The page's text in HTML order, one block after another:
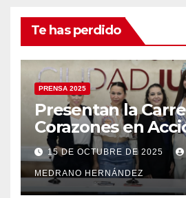
Te has perdido
PRENSA 2025
Presentan la
Corazones en
15 DE OCTUBRE DE 2025
MEDRANO HERNÁNDEZ